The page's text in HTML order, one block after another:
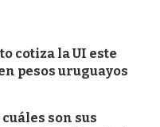
cotiza la UI este
pesos uruguayos
son sus